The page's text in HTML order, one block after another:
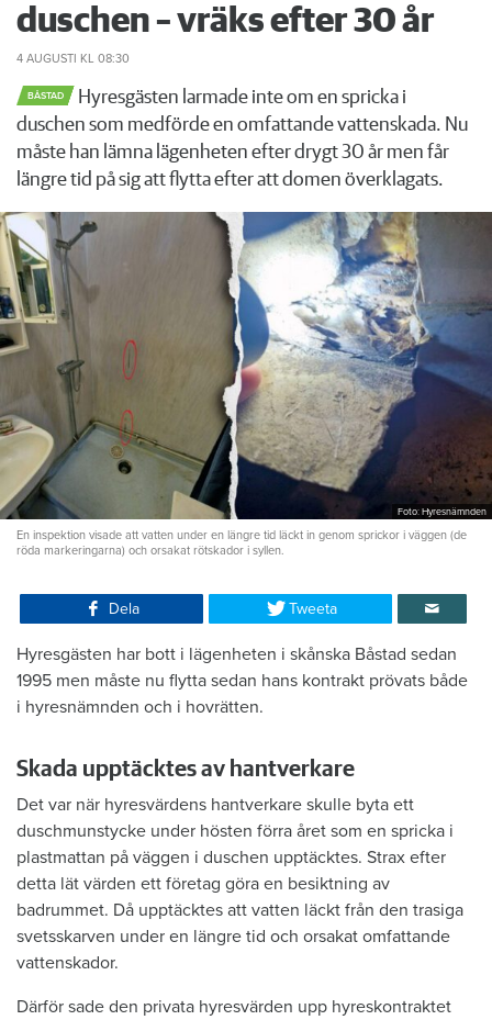
duschen – vräks efter 30 år
4 AUGUSTI KL 08:30
BÅSTAD
Hyresgästen larmade inte om en spricka i
duschen som medförde en omfattande vattenskada. Nu
måste han lämna lägenheten efter drygt 30 år men får
längre tid på sig att flytta efter att domen överklagats.
Foto: Hyresnämnden
En inspektion visade att vatten under en längre tid läckt in genom sprickor i väggen (de
röda markeringarna) och orsakat rötskador i syllen.
Dela Tweeta
Hyresgästen har bott i lägenheten i skånska Båstad sedan
1995 men måste nu flytta sedan hans kontrakt prövats både
i hyresnämnden och i hovrätten.
Skada upptäcktes av hantverkare
Det var när hyresvärdens hantverkare skulle byta ett
duschmunstycke under hösten förra året som en spricka i
plastmattan på väggen i duschen upptäcktes. Strax efter
detta lät värden ett företag göra en besiktning av
badrummet. Då upptäcktes att vatten läckt från den trasiga
svetsskarven under en längre tid och orsakat omfattande
vattenskador.
Därför sade den privata hyresvärden upp hyreskontraktet